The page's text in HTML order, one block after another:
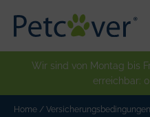
Wir sind von Montag bis
erreichbar:
Home /